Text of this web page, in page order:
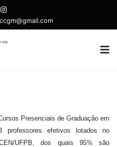
Presenciais de Graduação em
professores efetivos lotados no
UFPB, dos quais 95% são